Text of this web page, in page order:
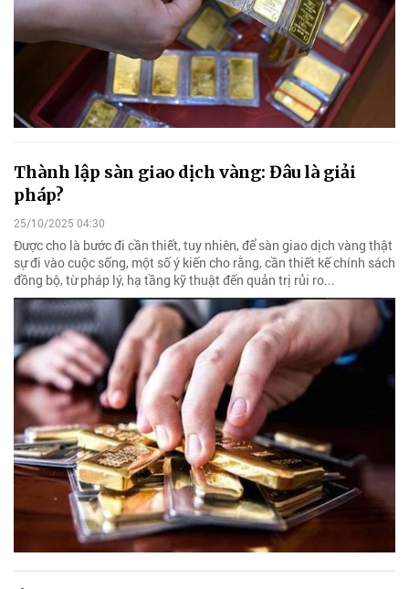
Thành lập sàn giao dịch vàng: Đâu là giải
pháp?
25/10/2025 04:30
Được cho là bước đi cần thiết, tuy nhiên, để sàn giao dịch vàng thật
sự đi vào cuộc sống, một số ý kiến cho rằng, cần thiết kế chính sách
đồng bộ, từ pháp lý, hạ tầng kỹ thuật đến quản trị rủi ro...